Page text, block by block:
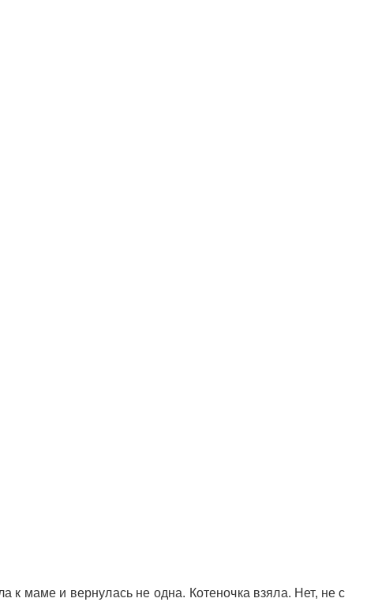
к маме и вернулась не одна. Котеночка взяла. Нет, не с